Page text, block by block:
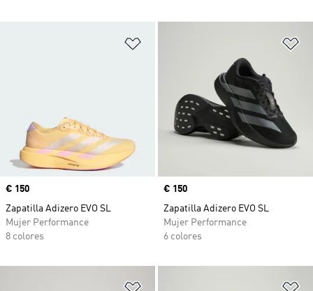
Precio
€ 150
Zapatilla Adizero EVO SL
Mujer Performance
8 colores
Precio
€ 150
Zapatilla Adizero EVO SL
Mujer Performance
6 colores